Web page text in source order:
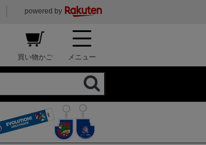
powered by
買い物かご メニュー